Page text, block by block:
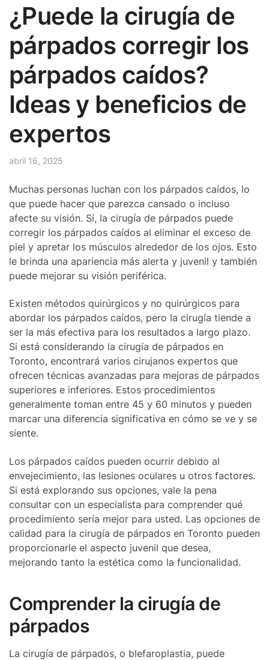
¿Puede la cirugía de
párpados corregir los
párpados caídos?
Ideas y beneficios de
expertos
abril 16, 2025
Muchas personas luchan con los párpados caídos, lo
que puede hacer que parezca cansado o incluso
afecte su visión. Sí, la cirugía de párpados puede
corregir los párpados caídos al eliminar el exceso de
piel y apretar los músculos alrededor de los ojos. Esto
le brinda una apariencia más alerta y juvenil y también
puede mejorar su visión periférica.
Existen métodos quirúrgicos y no quirúrgicos para
abordar los párpados caídos, pero la cirugía tiende a
ser la más efectiva para los resultados a largo plazo.
Si está considerando la cirugía de párpados en
Toronto, encontrará varios cirujanos expertos que
ofrecen técnicas avanzadas para mejoras de párpados
superiores e inferiores. Estos procedimientos
generalmente toman entre 45 y 60 minutos y pueden
marcar una diferencia significativa en cómo se ve y se
siente.
Los párpados caídos pueden ocurrir debido al
envejecimiento, las lesiones oculares u otros factores.
Si está explorando sus opciones, vale la pena
consultar con un especialista para comprender qué
procedimiento sería mejor para usted. Las opciones de
calidad para la cirugía de párpados en Toronto pueden
proporcionarle el aspecto juvenil que desea,
mejorando tanto la estética como la funcionalidad.
Comprender la cirugía de
párpados
La cirugía de párpados, o blefaroplastia, puede